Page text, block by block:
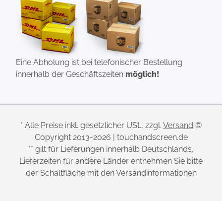
Eine Abholung ist bei telefonischer Bestellung
innerhalb der Geschäftszeiten möglich!
* Alle Preise inkl. gesetzlicher USt., zzgl. Versand ©
Copyright 2013-2026 | touchandscreen.de
** gilt für Lieferungen innerhalb Deutschlands,
Lieferzeiten für andere Länder entnehmen Sie bitte
der Schaltfläche mit den Versandinformationen